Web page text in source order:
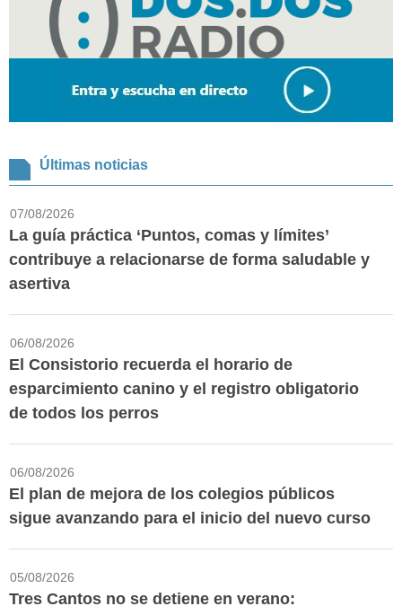
Últimas noticias
07/08/2026
La guía práctica ‘Puntos, comas y límites’
contribuye a relacionarse de forma saludable y
asertiva
06/08/2026
El Consistorio recuerda el horario de
esparcimiento canino y el registro obligatorio
de todos los perros
06/08/2026
El plan de mejora de los colegios públicos
sigue avanzando para el inicio del nuevo curso
05/08/2026
Tres Cantos no se detiene en verano: